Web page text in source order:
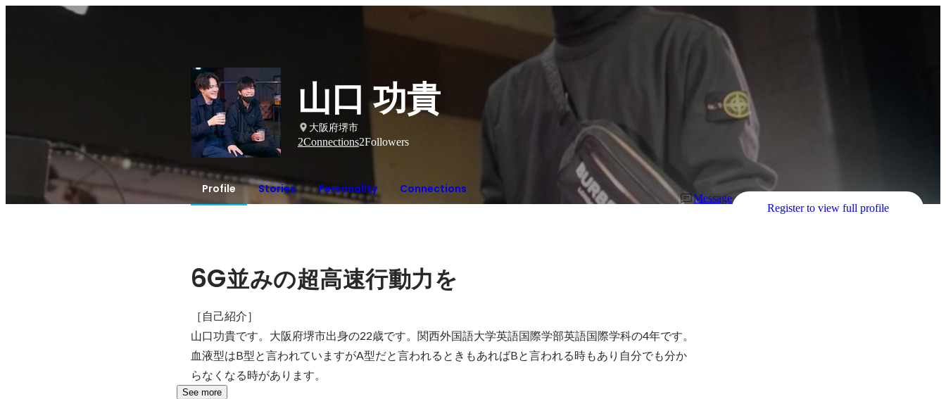
山口 功貴
大阪府堺市
2Connections2Followers
Profile Stories Personality Connections
Message
Register to view full profile
6G並みの超高速行動力を
［自己紹介］
山口功貴です。大阪府堺市出身の22歳です。関西外国語大学英語国際学部英語国際学科の4年です。
血液型はB型と言われていますがA型だと言われるときもあればBと言われる時もあり自分でも分か
らなくなる時があります。
See more